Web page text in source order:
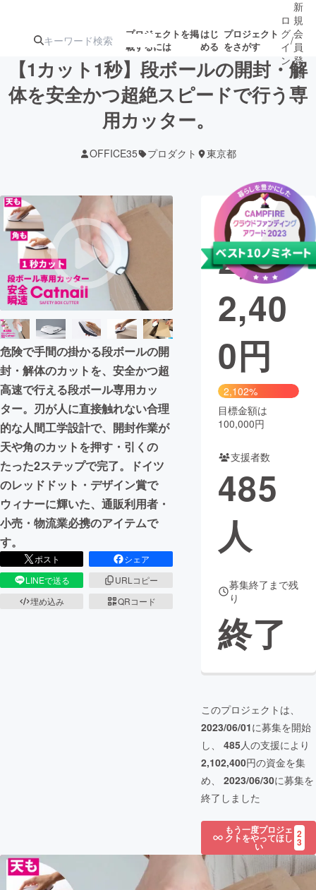
プロジェクトを掲
載するには
はじ
める
プロジェクト
をさがす
注目の新着プロ募集終了が近いプ
音楽
テクノロジー・ガジェット ゲーム・サ
映像・映画 書籍・雑誌
ビジネス・起業 チャレンジ
まちづくり・地域活性化
CAMPFIRE for Social Good
CAMPFIRE Creation
CAMPFIREふるさと納税machi-ya コミュニティ
ロ
グ
イ
ン
/
新
規
会
員
登
録
【1カット1秒】段ボールの開封・解
体を安全かつ超絶スピードで行う専
用カッター。
OFFICE35 プロダクト 東京都
危険で手間の掛かる段ボールの開
封・解体のカットを、安全かつ超
高速で行える段ボール専用カッ
ター。刃が人に直接触れない合理
的な人間工学設計で、開封作業が
天や角のカットを押す・引くの
たった2ステップで完了。ドイツ
のレッドドット・デザイン賞で
ウィナーに輝いた、通販利用者・
小売・物流業必携のアイテムで
す。
ポスト
シェア
LINEで送る
URLコピー
埋め込み
QRコード
現在の支援総
額
2,10
2,40
0円
2,102%
目標金額は
100,000円
支援者数
485
人
募集終了まで残
り
終了
このプロジェクトは、
2023/06/01に募集を開始
し、 485人の支援により
2,102,400円の資金を集
め、 2023/06/30に募集を
終了しました
もう一度プロジェ
クトをやってほし
い
2
3